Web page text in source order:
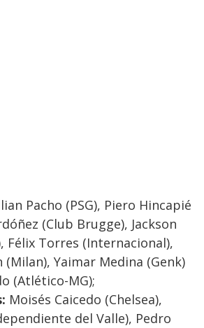
Pacho (PSG), Piero Hincapié
(Club Brugge), Jackson
Félix Torres (Internacional),
(Milan), Yaimar Medina (Genk)
(Atlético-MG);
Moisés Caicedo (Chelsea),
del Valle), Pedro